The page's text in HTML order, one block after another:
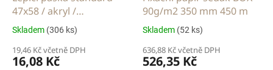
47x58 / akryl /
transparent
Skladem (306 ks)
19,46 Kč včetně DPH
16,08 Kč
90g/m2 350 mm 450 m
Skladem (52 ks)
636,88 Kč včetně DPH
526,35 Kč